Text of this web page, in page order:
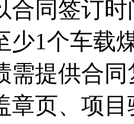
合同签订
少1个车载
需提供合
章页、项